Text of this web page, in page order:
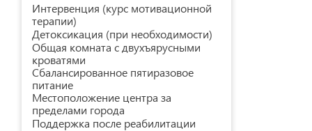
Интервенция (курс мотивационной
терапии)
Детоксикация (при необходимости)
Общая комната с двухъярусными
кроватями
Сбалансированное пятиразовое
питание
Местоположение центра за
пределами города
Поддержка после реабилитации